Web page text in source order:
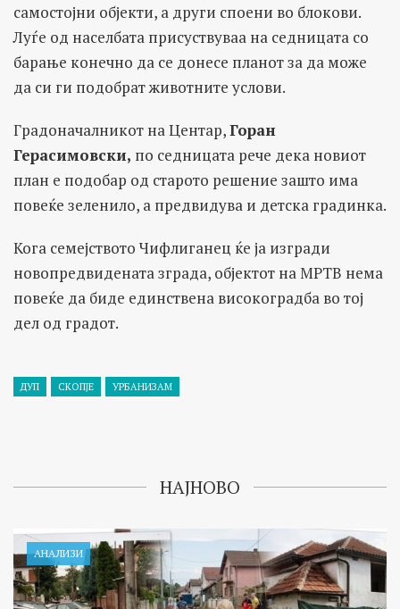
самостојни објекти, а други споени во блокови.
Луѓе од населбата присуствуваа на седницата со
барање конечно да се донесе планот за да може
да си ги подобрат животните услови.
Градоначалникот на Центар,Горан
Герасимовски, по седницата рече дека новиот
план е подобар од старото решение зашто има
повеќе зеленило, а предвидува и детска градинка.
Кога семејството Чифлиганец ќе ја изгради
новопредвидената зграда, објектот на МРТВ нема
повеќе да биде единствена високоградба во тој
дел од градот.
ДУП СКОПЈЕ УРБАНИЗАМ
НАЈНОВО
АНАЛИЗИ